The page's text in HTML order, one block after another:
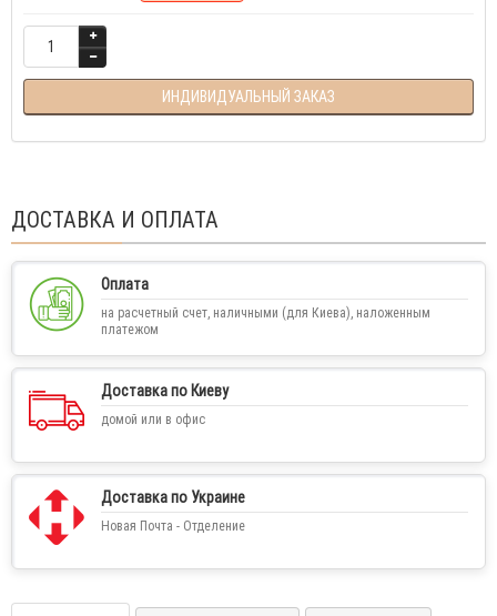
ИНДИВИДУАЛЬНЫЙ ЗАКАЗ
ДОСТАВКА И ОПЛАТА
Оплата
на расчетный счет, наличными (для Киева), наложенным
платежом
Доставка по Киеву
домой или в офис
Доставка по Украине
Новая Почта - Отделение